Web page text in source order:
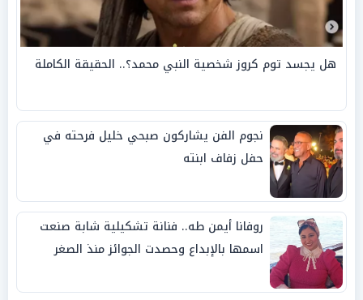
هل يجسد توم كروز شخصية النبي محمد؟.. الحقيقة الكاملة
نجوم الفن يشاركون صبحي خليل فرحته في
حفل زفاف ابنته
روفانا أيمن طه.. فنانة تشكيلية شابة صنعت
اسمها بالإبداع وحصدت الجوائز منذ الصغر